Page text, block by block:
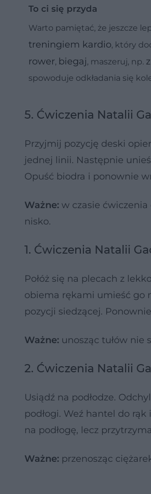
To ci się przyda
Warto pamiętać, że jeszcze
treningiem kardio, który
rower, biegaj, maszeruj, np.
spowoduje odkładania się
5. Ćwiczenia Natalii
Przyjmij pozycję deski
jednej linii. Następnie
Opuść biodra i ponownie
Ważne: w czasie
nisko.
1. Ćwiczenia Natalii
Połóż się na plecach z
obiema rękami umieść go
pozycji siedzącej.
Ważne: unosząc tułów nie
2. Ćwiczenia Natalii
Usiądź na podłodze.
podłogi. Weź hantel do rąk
na podłogę, lecz
Ważne: przenosząc